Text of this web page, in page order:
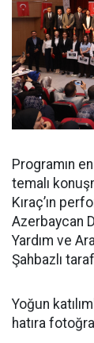
Programın
temalı
Kıraç’ın
Azerbaycan
Yardım ve
Şahbazlı
Yoğun
hatıra